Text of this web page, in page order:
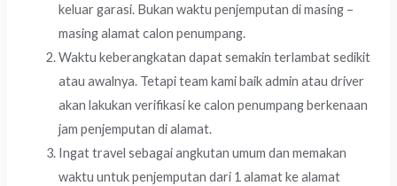
keluar garasi. Bukan waktu penjemputan di masing –
masing alamat calon penumpang.
Waktu keberangkatan dapat semakin terlambat sedikit
atau awalnya. Tetapi team kami baik admin atau driver
akan lakukan verifikasi ke calon penumpang berkenaan
jam penjemputan di alamat.
Ingat travel sebagai angkutan umum dan memakan
waktu untuk penjemputan dari 1 alamat ke alamat